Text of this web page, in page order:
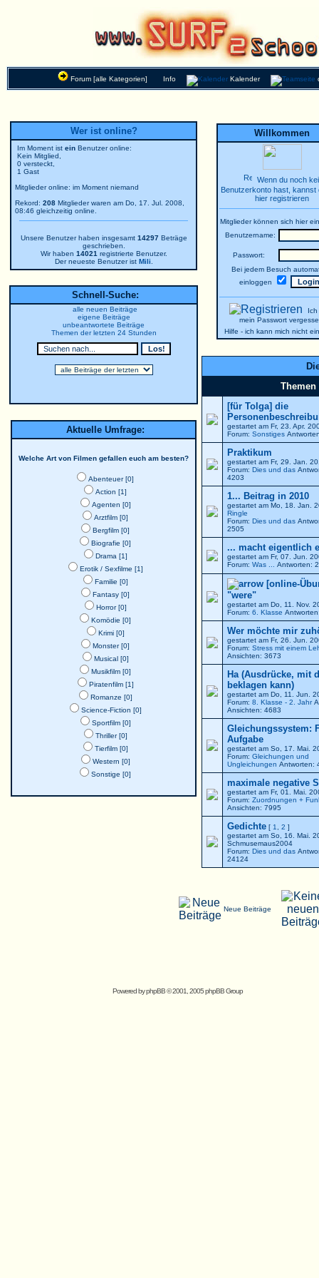
Forum [alle Kategorien] Info Kalender
Wer ist online?
Im Moment ist ein Benutzer online:
Kein Mitglied,
0 versteckt,
1 Gast
Mitglieder online: im Moment niemand
Rekord: 208 Mitglieder waren am Do, 17. Jul. 2008,
08:46 gleichzeitig online.
Unsere Benutzer haben insgesamt 14297Beträge
geschrieben.
Wir haben 14021 registrierte Benutzer.
Der neueste Benutzer ist Mili
Schnell-Suche:
alle neuen Beiträge
eigene Beiträge
unbeantwortete Beiträge
Themen der letzten 24 Stunden
Aktuelle Umfrage:
Welche Art von Filmen gefallen euch am besten?
Abenteuer [0]
Action [1]
Agenten [0]
Arztfilm [0]
Bergfilm [0]
Biografie [0]
Drama [1]
Erotik / Sexfilme [1]
Familie [0]
Fantasy [0]
Horror [0]
Komödie [0]
Krimi [0]
Monster [0]
Musical [0]
Musikfilm [0]
Piratenfilm [1]
Romanze [0]
Science-Fiction [0]
Sportfilm [0]
Thriller [0]
Tierfilm [0]
Western [0]
Sonstige [0]
Willkommen
Wenn du noch
Benutzerkonto hast, kannst
hier registrieren
Mitglieder können sich hier
Benutzername:
Passwort:
Bei jedem Besuch
einloggen
mein Passwort
Hilfe - ich kann mich nicht
Themen
[für Tolga] die
gestartet am Fr, 23. Apr.
Forum: Sonstiges
Praktikum
gestartet am Fr, 29. Jan.
Forum: Dies und das
4203
1... Beitrag in 2010
gestartet am Mo, 18. Jan.
Ringle
Forum: Dies und das
2505
... macht eigentlich
gestartet am Fr, 07. Jun.
Forum: Was ... Antworten:
[online-
"were"
gestartet am Do, 11. Nov.
Forum: 6. Klasse
Wer möchte mir
gestartet am Fr, 26. Jun.
Forum: Stress mit einem
Ansichten: 3673
Ha (Ausdrücke, mit
beklagen kann)
gestartet am Do, 11. Jun.
Forum: 8. Klasse - 2. Jahr
Ansichten: 4683
Gleichungssystem:
Aufgabe
gestartet am So, 17. Mai.
Forum: Gleichungen und
Ungleichungen Antworten:
maximale negative
gestartet am Fr, 01. Mai.
Forum: Zuordnungen +
Ansichten: 7995
Gedichte [ 1 2 ]
gestartet am So, 16. Mai.
Schmusemaus2004
Forum: Dies und das
24124
Neue Beiträge
Powered byphpBB© 2001, 2005 phpBB Group